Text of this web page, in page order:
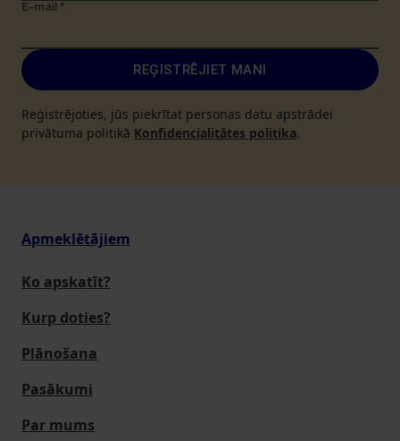
E-mail *
REĢISTRĒJIET MANI
Reģistrējoties, jūs piekrītat personas datu apstrādei
privātuma politikā Konfidencialitātes politika.
Apmeklētājiem
Ko apskatīt?
Kurp doties?
Plānošana
Pasākumi
Par mums